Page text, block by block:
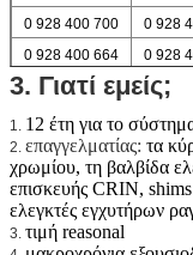
0 928 400 700
0 928
0 928 400 664
0 928
3. Γιατί εμείς;
1. 12 έτη για το
2. επαγγελματίας: τα
χρωμίου, τη βαλβίδα
επισκευής CRIN,
ελεγκτές εγχυτήρων
3. τιμή reasonal